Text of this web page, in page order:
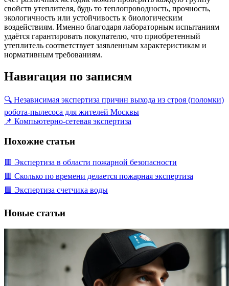
свойств утеплителя, будь то теплопроводность, прочность,
экологичность или устойчивость к биологическим
воздействиям. Именно благодаря лабораторным испытаниям
удаётся гарантировать покупателю, что приобретенный
утеплитель соответствует заявленным характеристикам и
нормативным требованиям.
Навигация по записям
🔍 Независимая экспертиза причин выхода из строя (поломки)
робота-пылесоса для жителей Москвы
📌 Компьютерно-сетевая экспертиза
Похожие статьи
🟥 Экспертиза в области пожарной безопасности
🟥 Сколько по времени делается пожарная экспертиза
🟩 Экспертиза счетчика воды
Новые статьи